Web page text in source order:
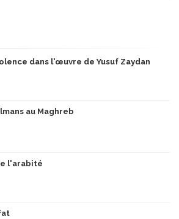
dans l'œuvre de Yusuf Zaydan
au Maghreb
l'arabité